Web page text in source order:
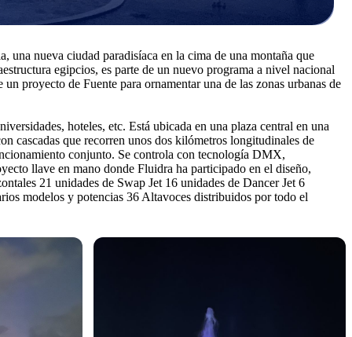
una nueva ciudad paradisíaca en la cima de una montaña que
egipcios, es parte de un nuevo programa a nivel nacional
proyecto de Fuente para ornamentar una de las zonas urbanas de
hoteles, etc. Está ubicada en una plaza central en una
cascadas que recorren unos dos kilómetros longitudinales de
conjunto. Se controla con tecnología DMX,
llave en mano donde Fluidra ha participado en el diseño,
21 unidades de Swap Jet 16 unidades de Dancer Jet 6
modelos y potencias 36 Altavoces distribuidos por todo el